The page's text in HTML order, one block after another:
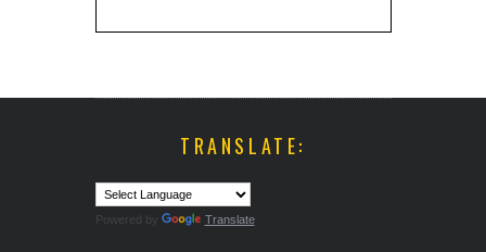
TRANSLATE:
Powered by Translate